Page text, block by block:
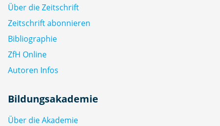
Über die Zeitschrift
Zeitschrift abonnieren
Bibliographie
ZfH Online
Autoren Infos
Bildungsakademie
Über die Akademie